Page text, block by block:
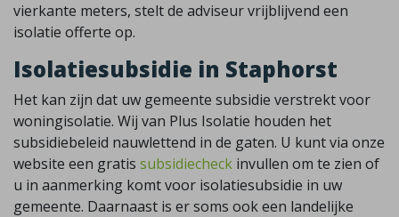
vierkante meters, stelt de adviseur vrijblijvend een
isolatie offerte op.
Isolatiesubsidie in Staphorst
Het kan zijn dat uw gemeente subsidie verstrekt voor
woningisolatie. Wij van Plus Isolatie houden het
subsidiebeleid nauwlettend in de gaten. U kunt via onze
website een gratis subsidiecheck invullen om te zien of
u in aanmerking komt voor isolatiesubsidie in uw
gemeente. Daarnaast is er soms ook een landelijke